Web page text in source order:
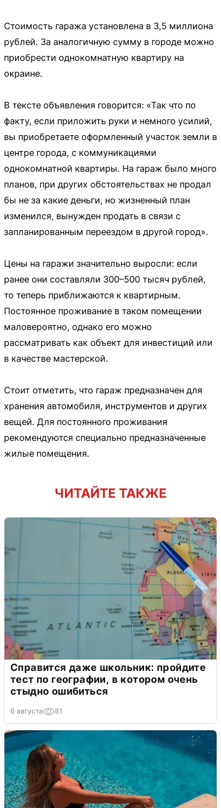
Стоимость гаража установлена в 3,5 миллиона
рублей. За аналогичную сумму в городе можно
приобрести однокомнатную квартиру на
окраине.
В тексте объявления говорится: «Так что по
факту, если приложить руки и немного усилий,
вы приобретаете оформленный участок земли в
центре города, с коммуникациями
однокомнатной квартиры. На гараж было много
планов, при других обстоятельствах не продал
бы не за какие деньги, но жизненный план
изменился, вынужден продать в связи с
запланированным переездом в другой город».
Цены на гаражи значительно выросли: если
ранее они составляли 300–500 тысяч рублей,
то теперь приближаются к квартирным.
Постоянное проживание в таком помещении
маловероятно, однако его можно
рассматривать как объект для инвестиций или
в качестве мастерской.
Стоит отметить, что гараж предназначен для
хранения автомобиля, инструментов и других
вещей. Для постоянного проживания
рекомендуются специально предназначенные
жилые помещения.
ЧИТАЙТЕ ТАКЖЕ
Справится даже школьник: пройдите
тест по географии, в котором очень
стыдно ошибиться
6 августа 81